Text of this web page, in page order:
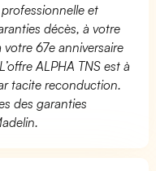
et
décès, à votre
67e anniversaire
ALPHA TNS est à
tacite reconduction.
des garanties